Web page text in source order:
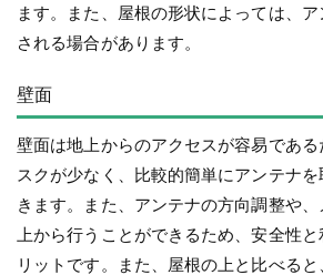
ます。また、屋根の形状によっては、
される場合があります。
壁面
壁面は地上からのアクセスが容易である
スクが少なく、比較的簡単にアンテナ
きます。また、アンテナの方向調整や
上から行うことができるため、安全性
リットです。また、屋根の上と比べる